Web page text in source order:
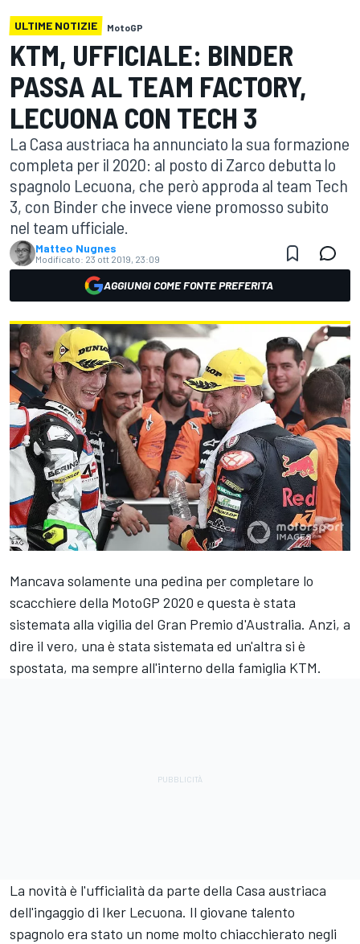
ULTIME NOTIZIE MotoGP
KTM, UFFICIALE: BINDER
PASSA AL TEAM FACTORY,
LECUONA CON TECH 3
La Casa austriaca ha annunciato la sua formazione
completa per il 2020: al posto di Zarco debutta lo
spagnolo Lecuona, che però approda al team Tech
3, con Binder che invece viene promosso subito
nel team ufficiale.
Matteo Nugnes
Modificato: 23 ott 2019, 23:09
AGGIUNGI COME FONTE PREFERITA
Mancava solamente una pedina per completare lo
scacchiere della MotoGP 2020 e questa è stata
sistemata alla vigilia del Gran Premio d'Australia. Anzi, a
dire il vero, una è stata sistemata ed un'altra si è
spostata, ma sempre all'interno della famiglia KTM.
La novità è l'ufficialità da parte della Casa austriaca
dell'ingaggio di Iker Lecuona. Il giovane talento
spagnolo era stato un nome molto chiacchierato negli